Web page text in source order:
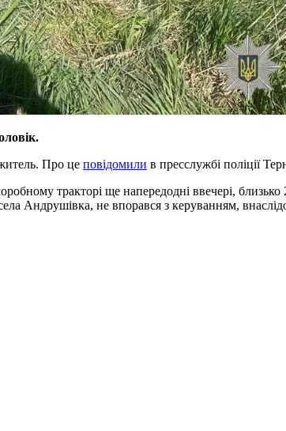
Про це повідомили в пресслужбі поліції
тракторі ще напередодні ввечері,
Андрушівка, не впорався з керуванням,